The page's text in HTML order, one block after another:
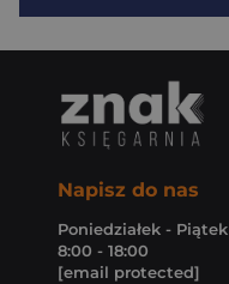
Napisz do nas
Poniedziałek - Piątek
8:00 - 18:00
[email protected]